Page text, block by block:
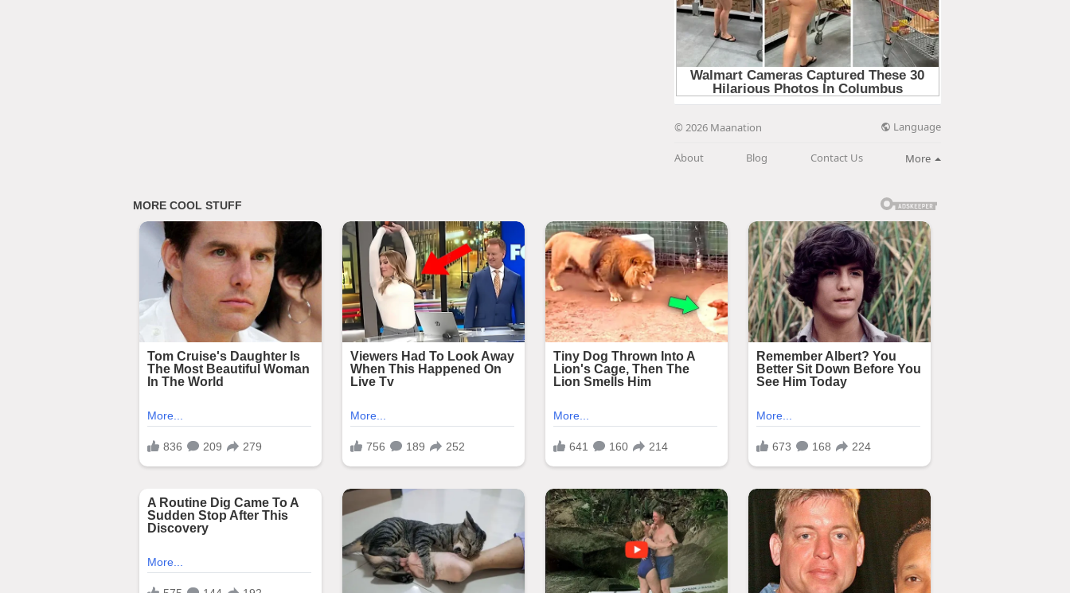
© 2026 Maanation Language
About Blog Contact Us More